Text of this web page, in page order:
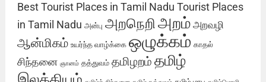
Best Tourist Places in Tamil Nadu Tourist Places
in Tamil Nadu அன்பு அறநெறிஅறம் அறவழி
ஆன்மிகம் உயர்ந்த வாழ்க்கை ஒழுக்கம் காதல்
சிந்தனை ஞானம் தத்துவம் தமிழறம் தமிழ்